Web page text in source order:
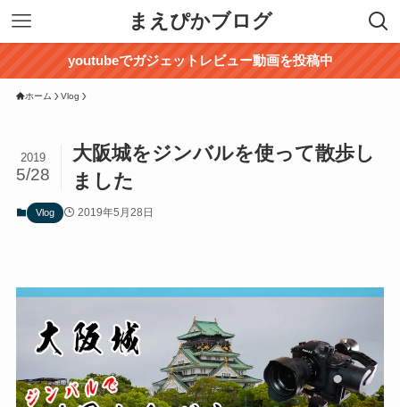
まえぴかブログ
youtubeでガジェットレビュー動画を投稿中
ホーム Vlog
大阪城をジンバルを使って散歩し
ました
2019
5/28
Vlog 2019年5月28日